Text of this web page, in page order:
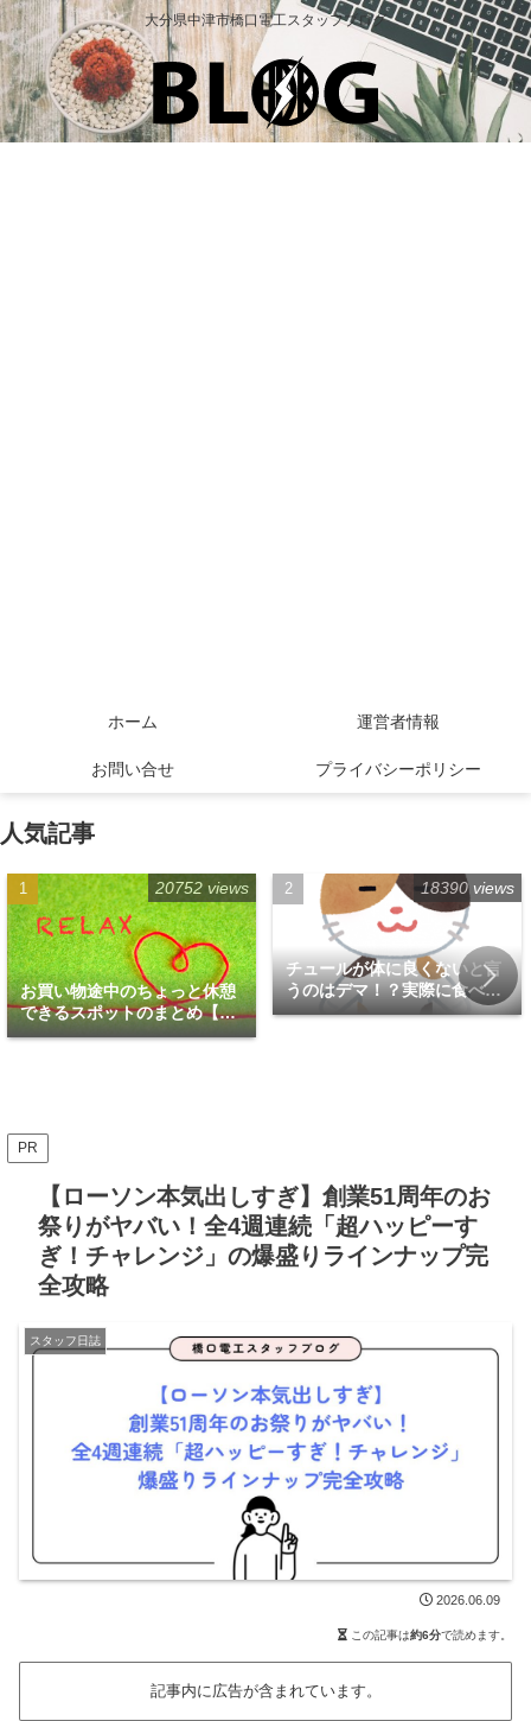
大分県中津市橋口電工スタッフブログ
ホーム 運営者情報
お問い合せ プライバシーポリシー
人気記事
お買い物途中のちょっと休憩
できるスポットのまとめ【福
岡天神エリア編】
20752 views
チュールが体に良くないと言
うのはデマ！？実際に食べて
みた！
18390 views
PR
【ローソン本気出しすぎ】創業51周年のお
祭りがヤバい！全4週連続「超ハッピーす
ぎ！チャレンジ」の爆盛りラインナップ完
全攻略
スタッフ日誌
2026.06.09
この記事は約6分で読めます。
記事内に広告が含まれています。